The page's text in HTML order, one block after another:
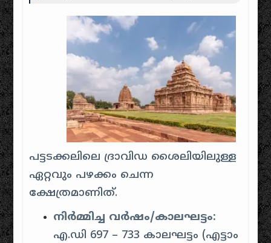
പട്ടടക്കലിലെ ദ്രാവിഡ ശൈലിയിലുള്ള
ഏറ്റവും പഴക്കം ചെന്ന
ക്ഷേത്രമാണിത്.
നിർമ്മിച്ച വർഷം/കാലഘട്ടം:
എ.ഡി 697 – 733 കാലഘട്ടം (എട്ടാം